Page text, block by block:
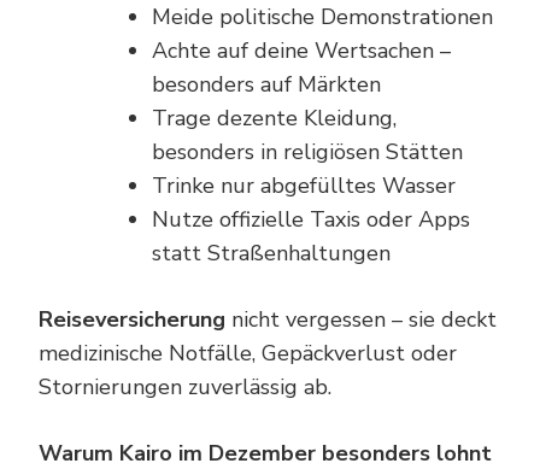
Meide politische Demonstrationen
Achte auf deine Wertsachen –
besonders auf Märkten
Trage dezente Kleidung,
besonders in religiösen Stätten
Trinke nur abgefülltes Wasser
Nutze offizielle Taxis oder Apps
statt Straßenhaltungen
Reiseversicherung nicht vergessen – sie deckt
medizinische Notfälle, Gepäckverlust oder
Stornierungen zuverlässig ab.
Warum Kairo im Dezember besonders lohnt